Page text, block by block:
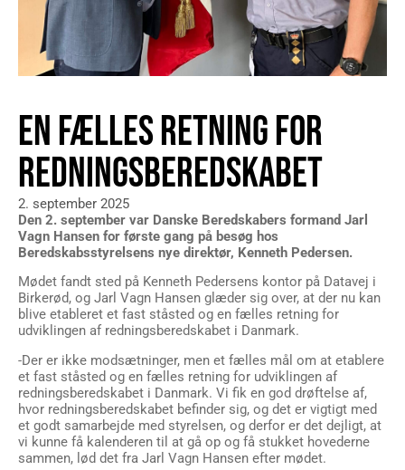
EN FÆLLES RETNING FOR
REDNINGSBEREDSKABET
2. september 2025
Den 2. september var Danske Beredskabers formand Jarl
Vagn Hansen for første gang på besøg hos
Beredskabsstyrelsens nye direktør, Kenneth Pedersen.
Mødet fandt sted på Kenneth Pedersens kontor på Datavej i
Birkerød, og Jarl Vagn Hansen glæder sig over, at der nu kan
blive etableret et fast ståsted og en fælles retning for
udviklingen af redningsberedskabet i Danmark.
-Der er ikke modsætninger, men et fælles mål om at etablere
et fast ståsted og en fælles retning for udviklingen af
redningsberedskabet i Danmark. Vi fik en god drøftelse af,
hvor redningsberedskabet befinder sig, og det er vigtigt med
et godt samarbejde med styrelsen, og derfor er det dejligt, at
vi kunne få kalenderen til at gå op og få stukket hovederne
sammen, lød det fra Jarl Vagn Hansen efter mødet.